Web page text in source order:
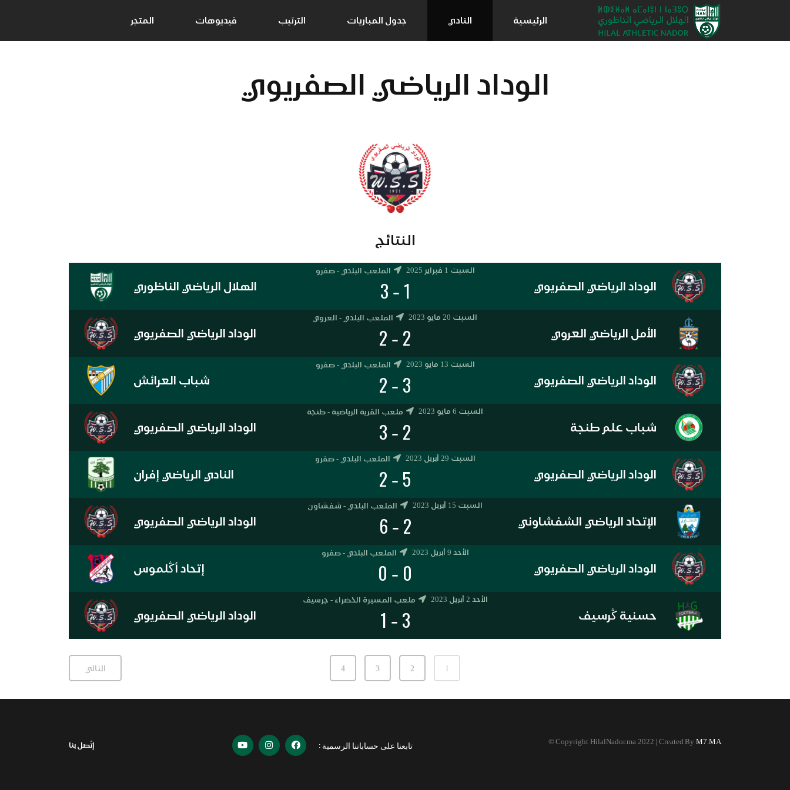
الرئيسية النادي جدول المباريات الترتيب فيديوهات المتجر
الوداد الرياضي الصفريوي
النتائج
السبت 1 فبراير 2025 الملعب البلدي - صفرو
الوداد الرياضي الصفريوي 1
-
3 الهلال الرياضي الناظوري
السبت 20 مايو 2023 الملعب البلدي - العروي
الأمل الرياضي العروي 2
-
2 الوداد الرياضي الصفريوي
السبت 13 مايو 2023 الملعب البلدي - صفرو
الوداد الرياضي الصفريوي 3
-
2 شباب العرائش
السبت 6 مايو 2023 ملعب القرية الرياضية - طنجة
شباب علم طنجة 2
-
3 الوداد الرياضي الصفريوي
السبت 29 أبريل 2023 الملعب البلدي - صفرو
الوداد الرياضي الصفريوي 5
-
2 النادي الرياضي إفران
السبت 15 أبريل 2023 الملعب البلدي - شفشاون
الإتحاد الرياضي الشفشاوني 2
-
6 الوداد الرياضي الصفريوي
الأحد 9 أبريل 2023 الملعب البلدي - صفرو
الوداد الرياضي الصفريوي 0
-
0 إتحاد أڭلموس
الأحد 2 أبريل 2023 ملعب المسيرة الخضراء - جرسيف
حسنية ڭرسيف 3
-
1 الوداد الرياضي الصفريوي
1
2
3
4 التالي
Copyright HilalNador.ma 2022 | Created By M7.MA
© إتّصل بنا تابعنا على حساباتنا الرسمية :